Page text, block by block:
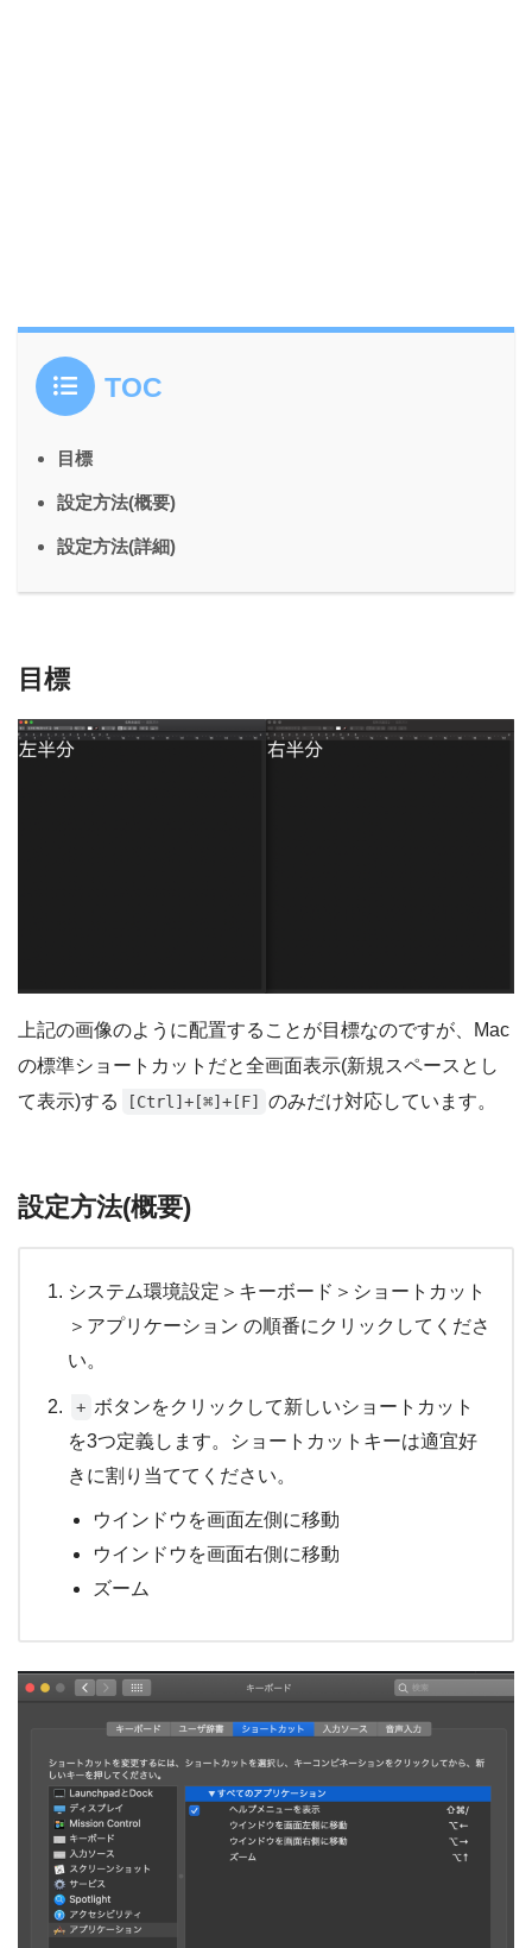
TOC
目標
設定方法(概要)
設定方法(詳細)
目標
上記の画像のように配置することが目標なのですが、Mac
の標準ショートカットだと全画面表示(新規スペースとし
て表示)する
[Ctrl]+[⌘]+[F] のみだけ対応しています。
設定方法(概要)
システム環境設定＞キーボード＞ショートカット
＞アプリケーション の順番にクリックしてくださ
い。
+ ボタンをクリックして新しいショートカット
を3つ定義します。ショートカットキーは適宜好
きに割り当ててください。
ウインドウを画面左側に移動
ウインドウを画面右側に移動
ズーム